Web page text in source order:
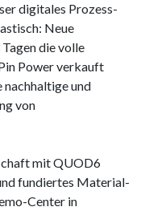
digitales Prozess-
Neue
die volle
Power verkauft
nachhaltige und
von
mit QUOD6
fundiertes Material-
Center in